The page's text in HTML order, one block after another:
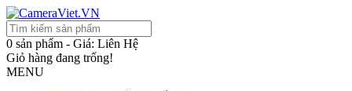
0 sản phẩm - Giá: Liên Hệ
Giỏ hàng đang trống!
MENU